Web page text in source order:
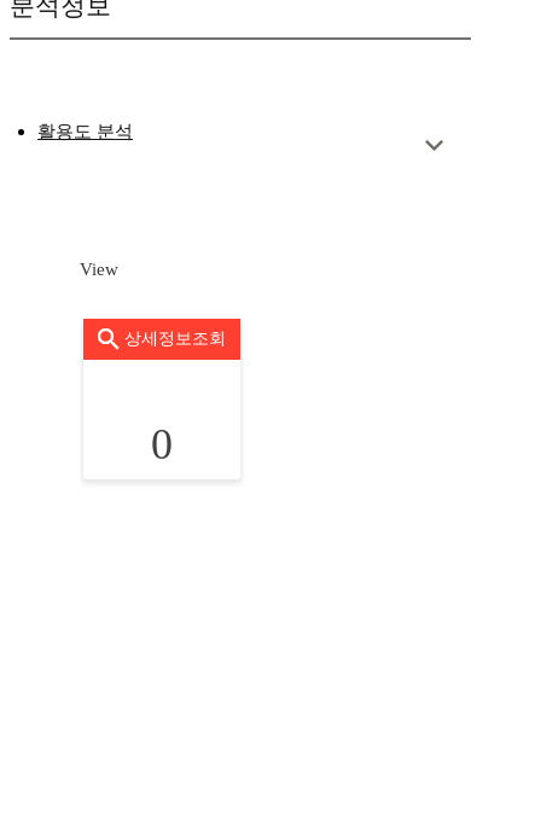
분석정보
활용도 분석
View
상세정보조회
0